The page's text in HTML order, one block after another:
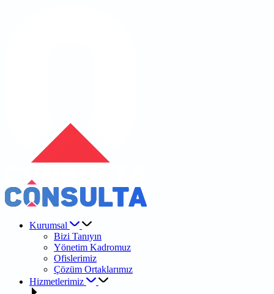
Kurumsal
Bizi Tanıyın
Yönetim Kadromuz
Ofislerimiz
Çözüm Ortaklarımız
Hizmetlerimiz